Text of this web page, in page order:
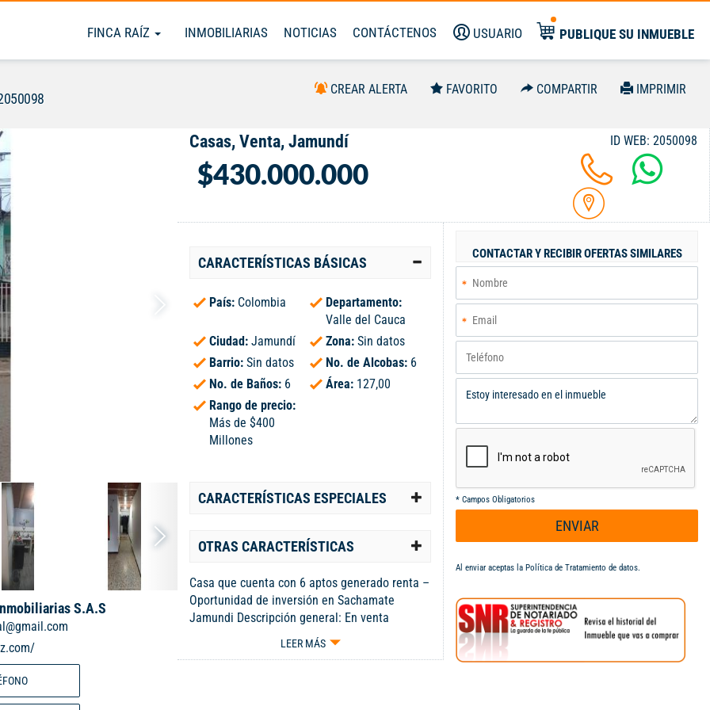
FINCA RAÍZ INMOBILIARIAS NOTICIAS CONTÁCTENOS USUARIO PUBLIQUE SU INMUEBLE
CREAR ALERTA FAVORITO COMPARTIR IMPRIMIR
S.A.S
Casas, Venta, Jamundí
$430.000.000
ID WEB: 2050098
CARACTERÍSTICAS BÁSICAS
País: Colombia
Departamento:
Valle del Cauca
Ciudad: Jamundí Zona: Sin datos
Barrio: Sin datos No. de Alcobas: 6
No. de Baños: 6 Área: 127,00
Rango de precio:
Más de $400
Millones
CARACTERÍSTICAS ESPECIALES
OTRAS CARACTERÍSTICAS
Casa que cuenta con 6 aptos generado renta –
Oportunidad de inversión en Sachamate
Jamundi Descripción general: En venta
excelente casa de 3 pisos ubicada sobre la
avenida principal del barrio Sachamate, una
LEER MÁS
CONTACTAR Y RECIBIR OFERTAS SIMILARES
* Campos Obligatorios
ENVIAR
Al enviar aceptas la Política de Tratamiento de datos.